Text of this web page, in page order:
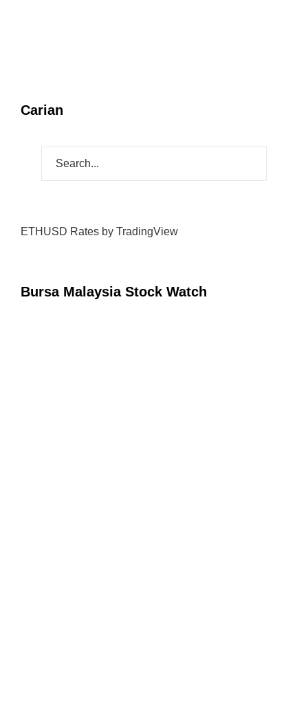
Carian
ETHUSD Rates by TradingView
Bursa Malaysia Stock Watch